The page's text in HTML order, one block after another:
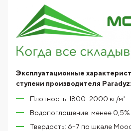
Эксплуатационные
ступени производителя Paradyz:
Плотность: 1800–2000 кг/м³
Водопоглощение: менее 0,5%
Твердость: 6–7 по шкале